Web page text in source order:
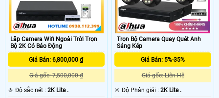
Lắp Camera Wifi Ngoài Trời Trọn
Bộ 2K Có Báo Động
Giá Bán: 6,800,000 ₫
Giá gốc: 7,500,000 ₫
🔆 Độ sắc nét : 2K Lite .
Trọn Bộ Camera Quay Quét Ánh
Sáng Kép
Giá Bán: 5%-35%
Giá gốc: Liên Hệ
🔆 Độ Phân giải :2K Lite .